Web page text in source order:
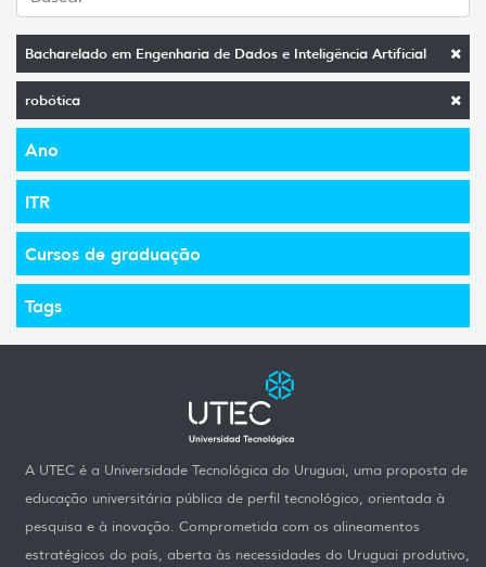
Bacharelado em Engenharia de Dados e Inteligência Artificial
robótica
Ano
ITR
Cursos de graduação
Tags
A UTEC é a Universidade Tecnológica do Uruguai, uma proposta de
educação universitária pública de perfil tecnológico, orientada à
pesquisa e à inovação. Comprometida com os alineamentos
estratégicos do país, aberta às necessidades do Uruguai produtivo,